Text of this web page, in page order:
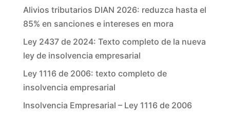
Alivios tributarios DIAN 2026: reduzca hasta el
85% en sanciones e intereses en mora
Ley 2437 de 2024: Texto completo de la nueva
ley de insolvencia empresarial
Ley 1116 de 2006: texto completo de
insolvencia empresarial
Insolvencia Empresarial – Ley 1116 de 2006